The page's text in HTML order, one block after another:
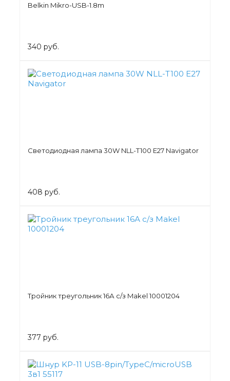
Belkin Mikro-USB-1.8m
340 руб.
Светодиодная лампа 30W NLL-T100 E27 Navigator
408 руб.
Тройник треугольник 16А с/з Makel 10001204
377 руб.